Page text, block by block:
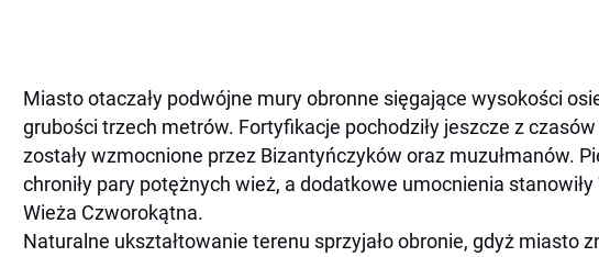
Miasto otaczały podwójne mury obronne sięgające wysokości
grubości trzech metrów. Fortyfikacje pochodziły jeszcze z
zostały wzmocnione przez Bizantyńczyków oraz muzułmanów.
chroniły pary potężnych wież, a dodatkowe umocnienia
Wieża Czworokątna.
Naturalne ukształtowanie terenu sprzyjało obronie, gdyż miasto